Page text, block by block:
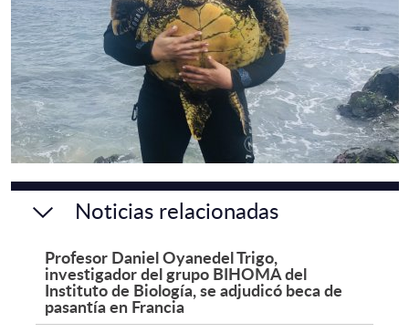
Noticias relacionadas
Profesor Daniel Oyanedel Trigo,
investigador del grupo BIHOMA del
Instituto de Biología, se adjudicó beca de
pasantía en Francia